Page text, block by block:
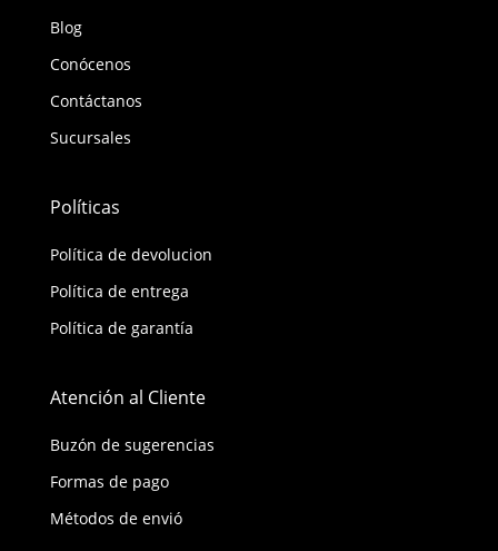
Blog
Conócenos
Contáctanos
Sucursales
Políticas
Política de devolucion
Política de entrega
Política de garantía
Atención al Cliente
Buzón de sugerencias
Formas de pago
Métodos de envió